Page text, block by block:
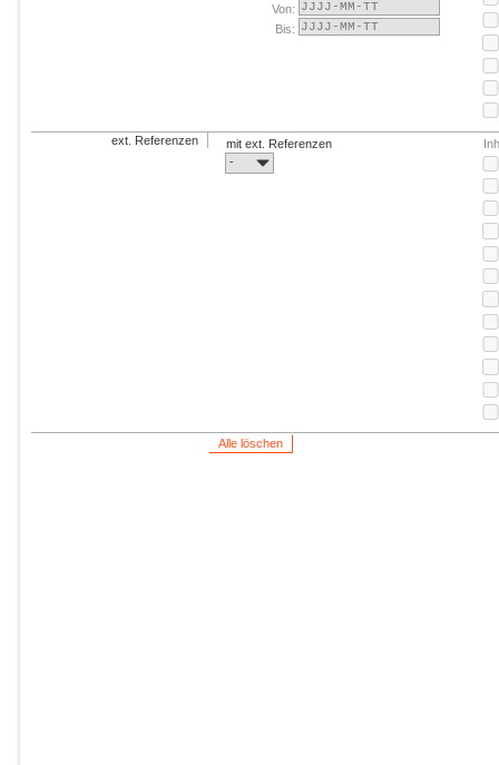
Von:
Bis:
ext. Referenzen
mit ext. Referenzen
-